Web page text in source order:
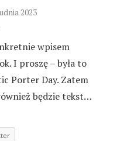
2023
wpisem
I proszę – była to
Porter Day. Zatem
będzie tekst…